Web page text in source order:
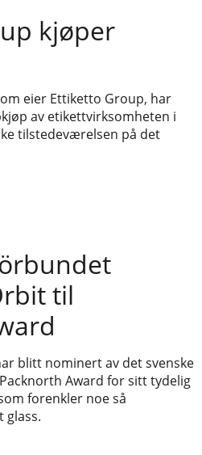
kjøper
eier Ettiketto Group, har
av etikettvirksomheten i
tilstedeværelsen på det
til
blitt nominert av det svenske
Award for sitt tydelig
forenkler noe så
glass.